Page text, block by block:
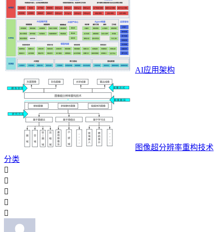
AI应用架构
图像超分辨率重构技术
分类




